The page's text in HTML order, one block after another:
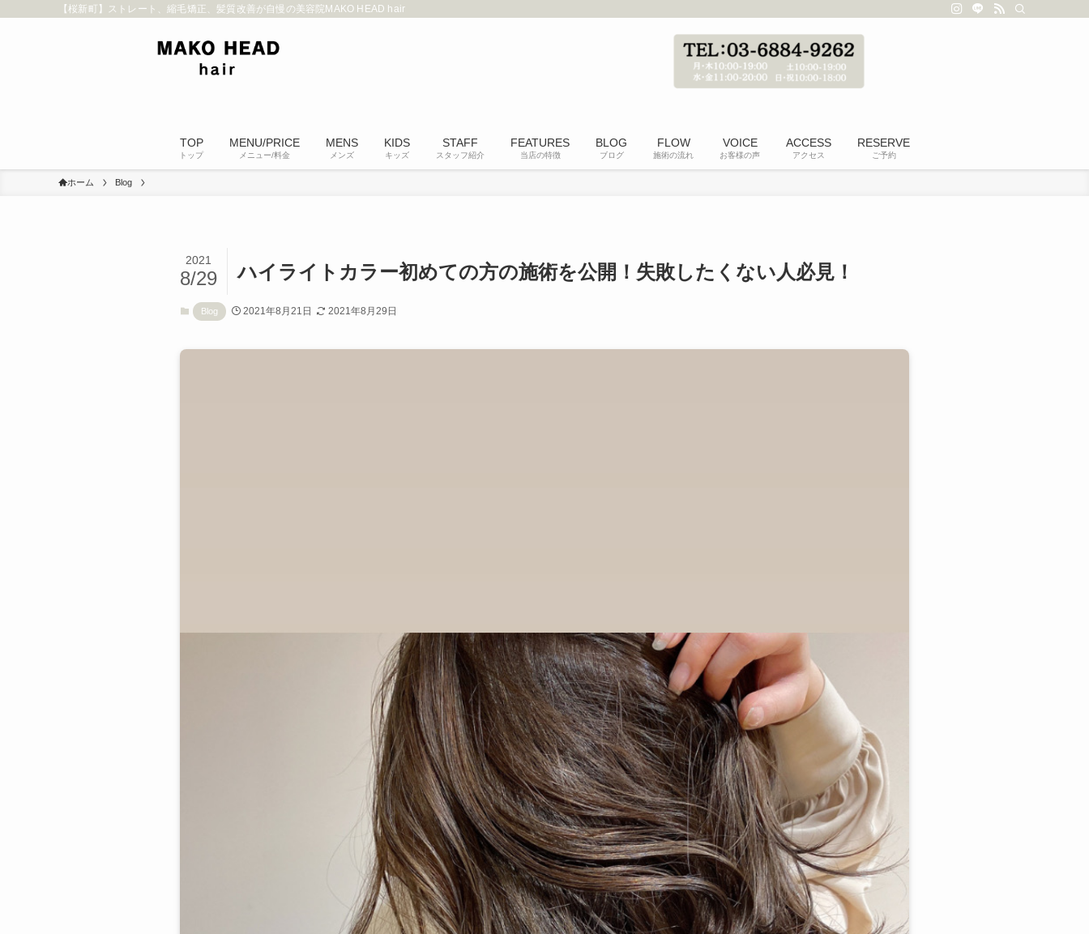
【桜新町】ストレート、縮毛矯正、髪質改善が自慢の美容院MAKO HEAD hair
TOP
トップ
MENU/PRICE
メニュー/料金
MENS
メンズ
KIDS
キッズ
STAFF
スタッフ紹介
FEATURES
当店の特徴
BLOG
ブログ
FLOW
施術の流れ
VOICE
お客様の声
ACCESS
アクセス
RESERVE
ご予約
ホーム Blog
ハイライトカラー初めての方の施術を公開！失敗したくない人必見！
2021
8/29
Blog 2021年8月21日 2021年8月29日